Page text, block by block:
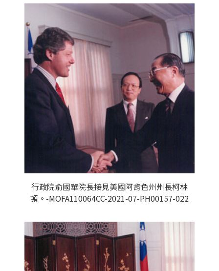
行政院俞國華院長接見美國阿肯色州州長柯林
頓。-MOFA110064CC-2021-07-PH00157-022